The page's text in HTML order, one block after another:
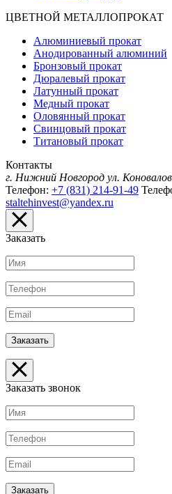
ЦВЕТНОЙ МЕТАЛЛОПРОКАТ
Алюминиевый прокат
Анодированный алюминий
Бронзовый прокат
Дюралевый прокат
Латунный прокат
Медный прокат
Оловянный прокат
Свинцовый прокат
Титановый прокат
Контакты
г. Нижний Новгород ул.
Телефон: +7 (831) 214-91-49
staltehinvest@yandex.ru
Заказать
Заказать звонок